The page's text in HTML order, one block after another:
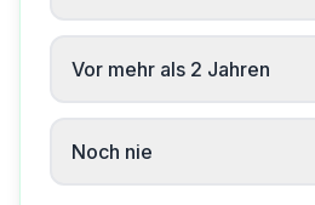
Vor mehr als 2 Jahren
Noch nie